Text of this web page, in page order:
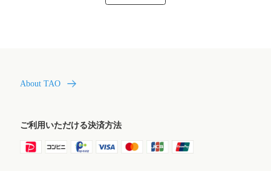
About TAO
ご利用いただける決済方法